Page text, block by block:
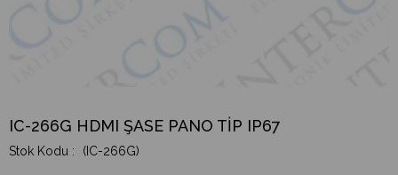
IC-266G HDMI ŞASE PANO TİP IP67
(IC-266G)